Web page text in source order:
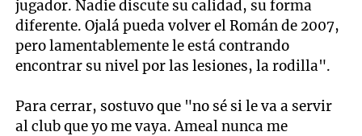
jugador. Nadie discute su calidad, su forma
diferente. Ojalá pueda volver el Román de 2007,
pero lamentablemente le está contrando
encontrar su nivel por las lesiones, la rodilla".
Para cerrar, sostuvo que "no sé si le va a servir
al club que yo me vaya. Ameal nunca me